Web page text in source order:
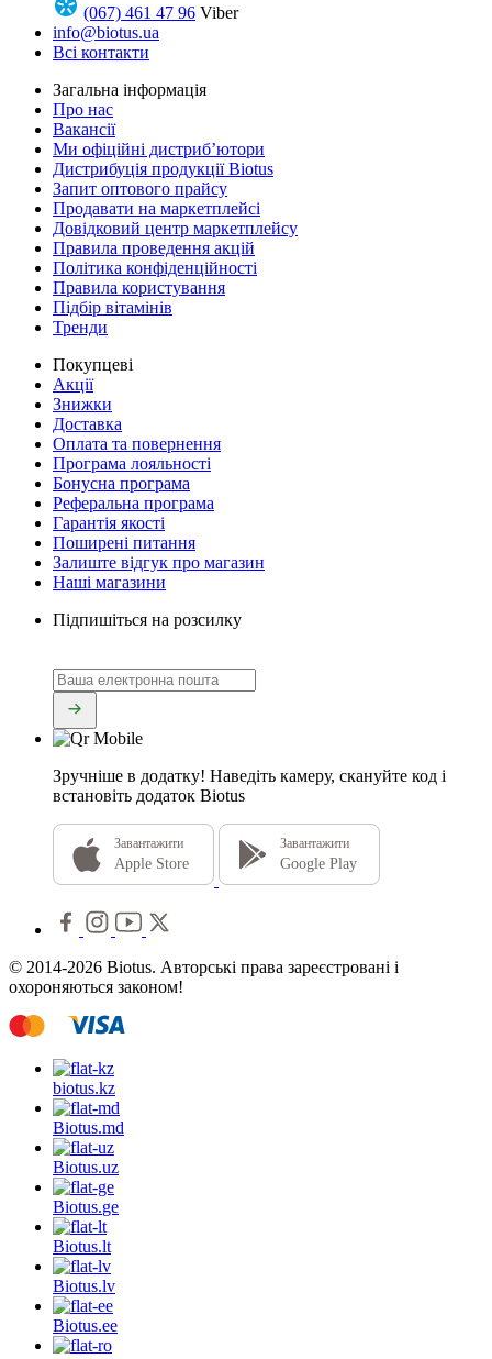
(067) 461 47 96 Viber
info@biotus.ua
Всі контакти
Загальна інформація
Про нас
Вакансії
Ми офіційні дистриб’ютори
Дистрибуція продукції Biotus
Запит оптового прайсу
Продавати на маркетплейсі
Довідковий центр маркетплейсу
Правила проведення акцій
Політика конфіденційності
Правила користування
Підбір вітамінів
Тренди
Покупцеві
Акції
Знижки
Доставка
Оплата та повернення
Програма лояльності
Бонусна програма
Реферальна програма
Гарантія якості
Поширені питання
Залиште відгук про магазин
Наші магазини
Підпишіться на розсилку
Зручніше в додатку! Наведіть камеру, скануйте код і
встановіть додаток Biotus
Завантажити
Apple Store
Завантажити
Google Play
© 2014-2026 Biotus. Авторські права зареєстровані і
охороняються законом!
biotus.kz
Biotus.md
Biotus.uz
Biotus.ge
Biotus.lt
Biotus.lv
Biotus.ee